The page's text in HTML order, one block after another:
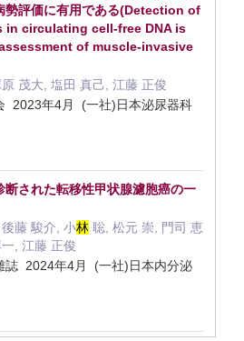
勢評価に有用である(Detection of
in circulating cell-free DNA is
of muscle-invasive
茂大, 塩田 真己, 江藤 正俊
2023年4月 (一社)日本泌尿器科
断された転移性甲状腺濾胞癌の一
藤 駿介, 小林 聡, 松元 崇, 門司 恵
, 江藤 正俊
誌 2024年4月 (一社)日本内分泌